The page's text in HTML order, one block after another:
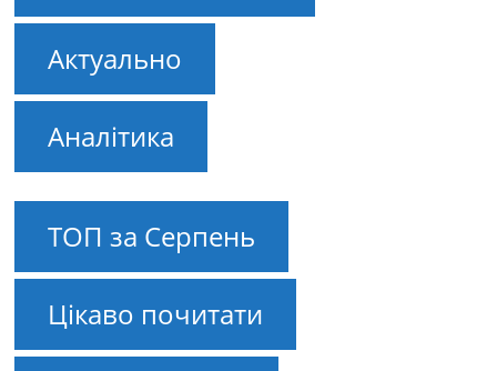
Актуально
Аналітика
ТОП за Серпень
Цікаво почитати